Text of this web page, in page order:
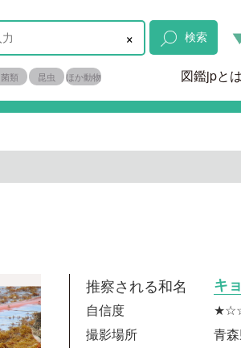
× 検索
菌類 昆虫 ほか動物 図鑑jpと
推察される和名 キ
自信度
撮影場所
青